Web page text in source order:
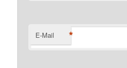
E-Mail *